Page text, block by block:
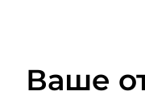
Ваше